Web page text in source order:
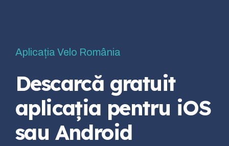
Aplicația Velo România
Descarcă gratuit
aplicația pentru iOS
sau Android